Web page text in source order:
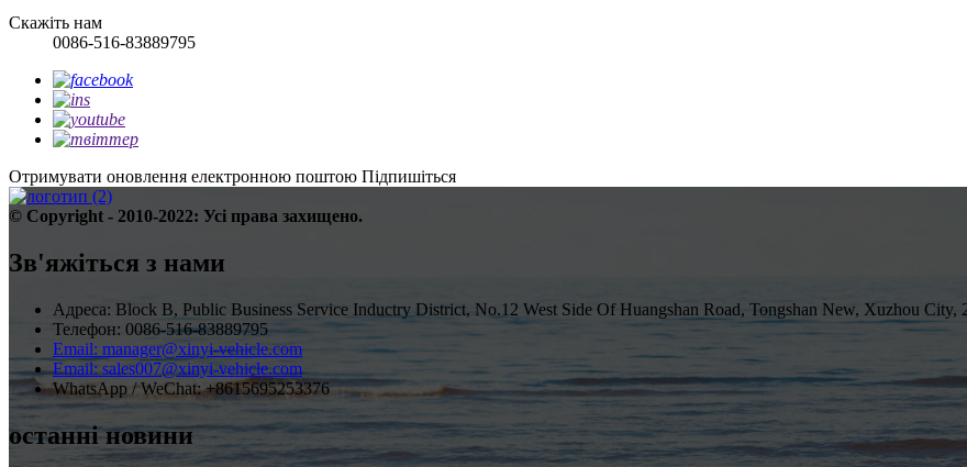
Скажіть нам
0086-516-83889795
Отримувати оновлення електронною поштою Підпишіться
© Copyright - 2010-2022: Усі права захищено.
Зв'яжіться з нами
Адреса: Block B, Public Business Service Inductry District, No.12 West Side Of Huangshan Road, Tongshan New, Xuzhou City,
Телефон: 0086-516-83889795
Email: manager@xinyi-vehicle.com
Email: sales007@xinyi-vehicle.com
WhatsApp / WeChat: +8615695253376
останні новини